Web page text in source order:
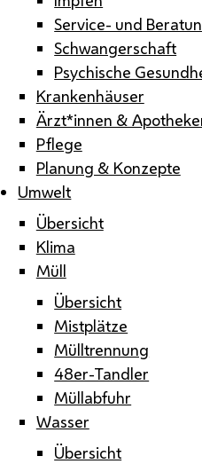
Service- und
Schwangerschaft
Psychische
Krankenhäuser
Ärzt*innen &
Pflege
Planung & Konzepte
Umwelt
Übersicht
Klima
Müll
Übersicht
Mistplätze
Mülltrennung
48er-Tandler
Müllabfuhr
Wasser
Übersicht